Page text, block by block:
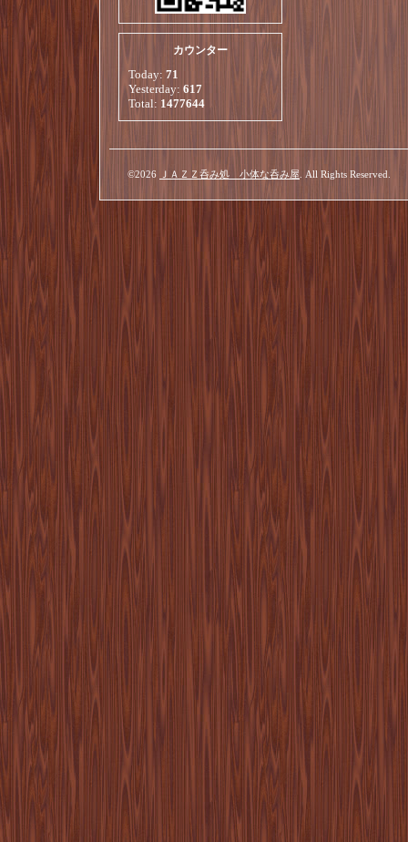
カウンター
Today: 71
Yesterday: 617
Total: 1477644
©2026 ＪＡＺＺ呑み処 小体な呑み屋 . All Rights Reserved.